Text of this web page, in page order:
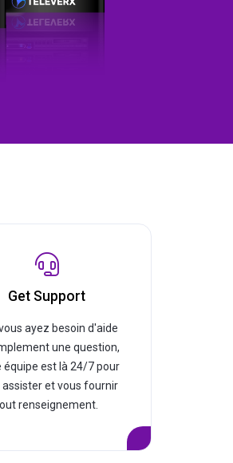
Get Support
ayez besoin d'aide
une question,
équipe est là 24/7 pour
assister et vous fournir
renseignement.